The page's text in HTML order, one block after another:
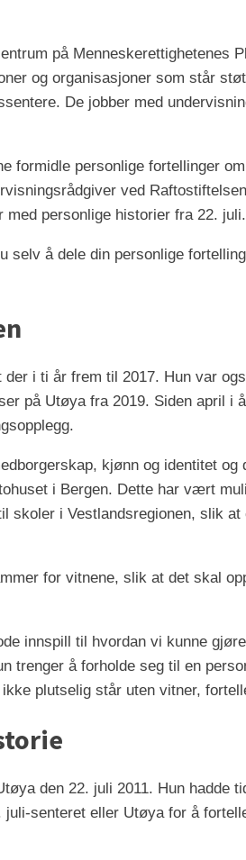
på Menneskerettighetenes
og organisasjoner som står
De jobber med
formidle personlige fortellinger
ved
personlige historier fra 22. juli.
å dele din personlige
i ti år frem til 2017. Hun var
på Utøya fra 2019. Siden april i
kjønn og identitet
i Bergen. Dette har vært
i Vestlandsregionen, slik
for vitnene, slik at det skal
innspill til hvordan vi kunne
å forholde seg til en
plutselig står uten vitner,
den 22. juli 2011. Hun hadde
senteret eller Utøya for å